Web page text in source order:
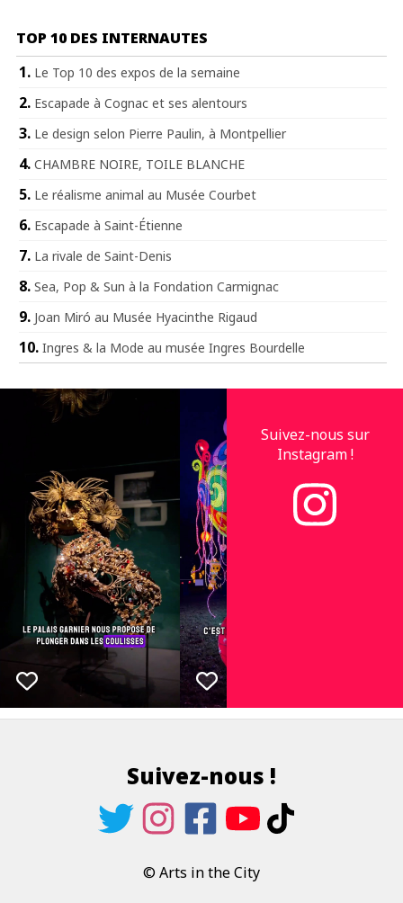
TOP 10 DES INTERNAUTES
Le Top 10 des expos de la semaine
Escapade à Cognac et ses alentours
Le design selon Pierre Paulin, à Montpellier
CHAMBRE NOIRE, TOILE BLANCHE
Le réalisme animal au Musée Courbet
Escapade à Saint-Étienne
La rivale de Saint-Denis
Sea, Pop & Sun à la Fondation Carmignac
Joan Miró au Musée Hyacinthe Rigaud
Ingres & la Mode au musée Ingres Bourdelle
Suivez-nous sur
Instagram !
Suivez-nous !
© Arts in the City